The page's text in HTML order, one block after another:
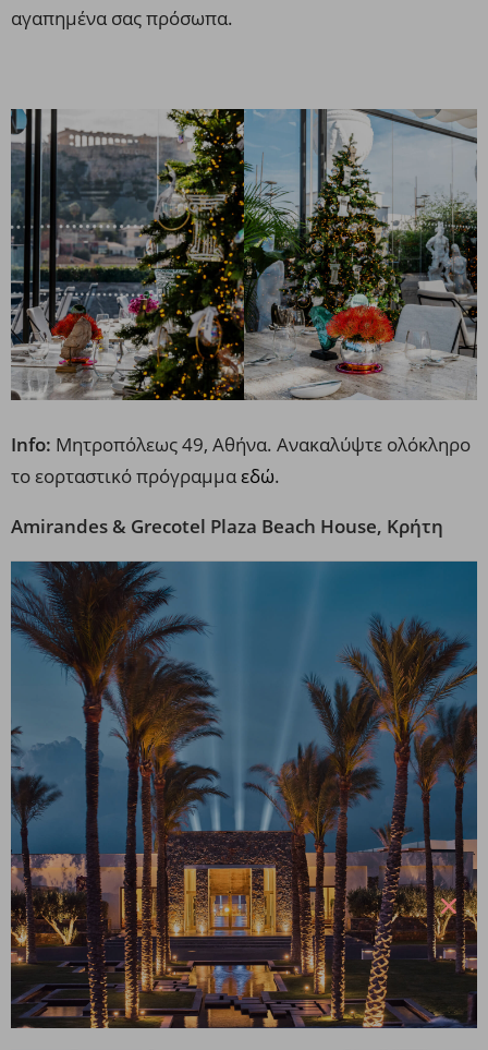
αγαπημένα σας πρόσωπα.
Info: Μητροπόλεως 49, Αθήνα. Ανακαλύψτε ολόκληρο
το εορταστικό πρόγραμμαεδώ.
Amirandes & Grecotel Plaza Beach House, Κρήτη